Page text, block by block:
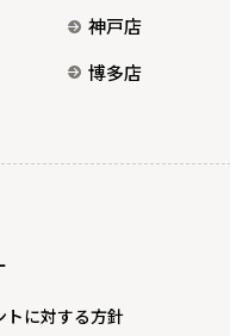
神戸店
博多店
トに対する方針